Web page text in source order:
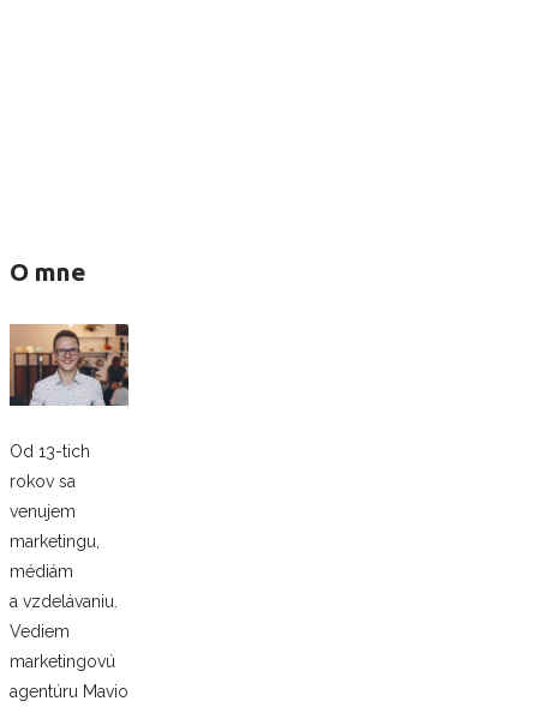
O mne
Od 13-tich
rokov sa
venujem
marketingu,
médiám
a vzdelávaniu.
Vediem
marketingovú
agentúru Mavio